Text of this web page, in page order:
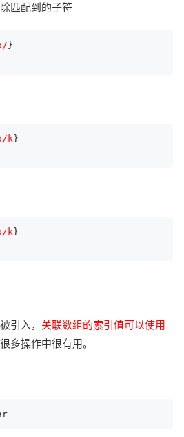
匹配到的子符
k
k }
引入， 关联数组的索引值可以使用
多操作中很有用。